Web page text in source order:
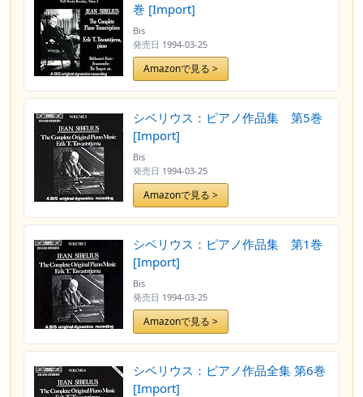
巻 [Import]
Bis
発売日 1994-03-25
Amazonで見る >
シベリウス：ピアノ作品集 第5巻
[Import]
Bis
発売日 1994-03-25
Amazonで見る >
シベリウス：ピアノ作品集 第1巻
[Import]
Bis
発売日 1994-03-25
Amazonで見る >
シベリウス：ピアノ作品全集 第6巻
[Import]